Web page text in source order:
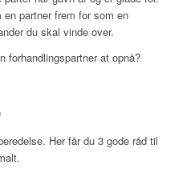
partner frem for som en
du skal vinde over.
forhandlingspartner at opnå?
Her får du 3 gode råd til